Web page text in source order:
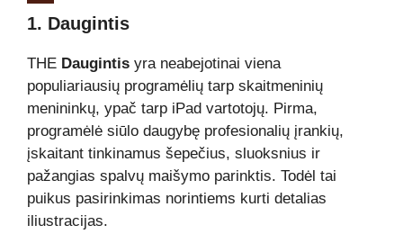
1. Daugintis
THE Daugintis yra neabejotinai viena
populiariausių programėlių tarp skaitmeninių
menininkų, ypač tarp iPad vartotojų. Pirma,
programėlė siūlo daugybę profesionalių įrankių,
įskaitant tinkinamus šepečius, sluoksnius ir
pažangias spalvų maišymo parinktis. Todėl tai
puikus pasirinkimas norintiems kurti detalias
iliustracijas.